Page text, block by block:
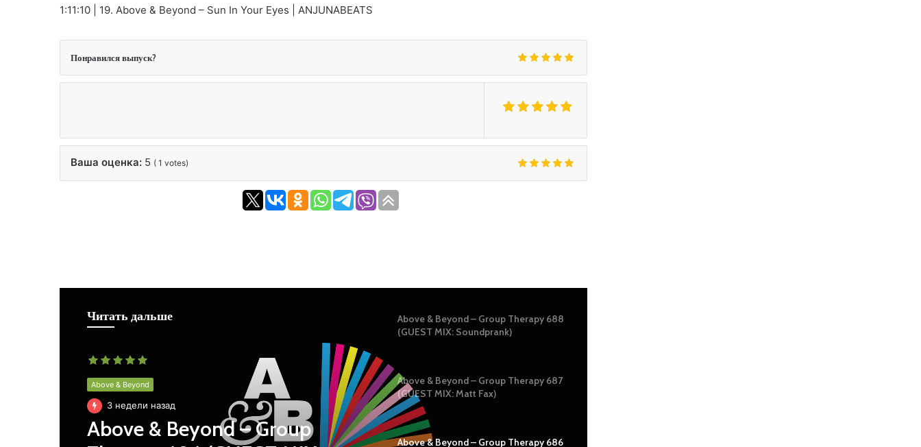
1:11:10 | 19. Above & Beyond – Sun In Your Eyes | ANJUNABEATS
Понравился выпуск?
Ваша оценка: 5 ( 1 votes)
Читать дальше
Above & Beyond
3 недели назад
Above & Beyond – Group
Above & Beyond – Group Therapy 688
(GUEST MIX: Soundprank)
Above & Beyond – Group Therapy 687
(GUEST MIX: Matt Fax)
Above & Beyond – Group Therapy 686